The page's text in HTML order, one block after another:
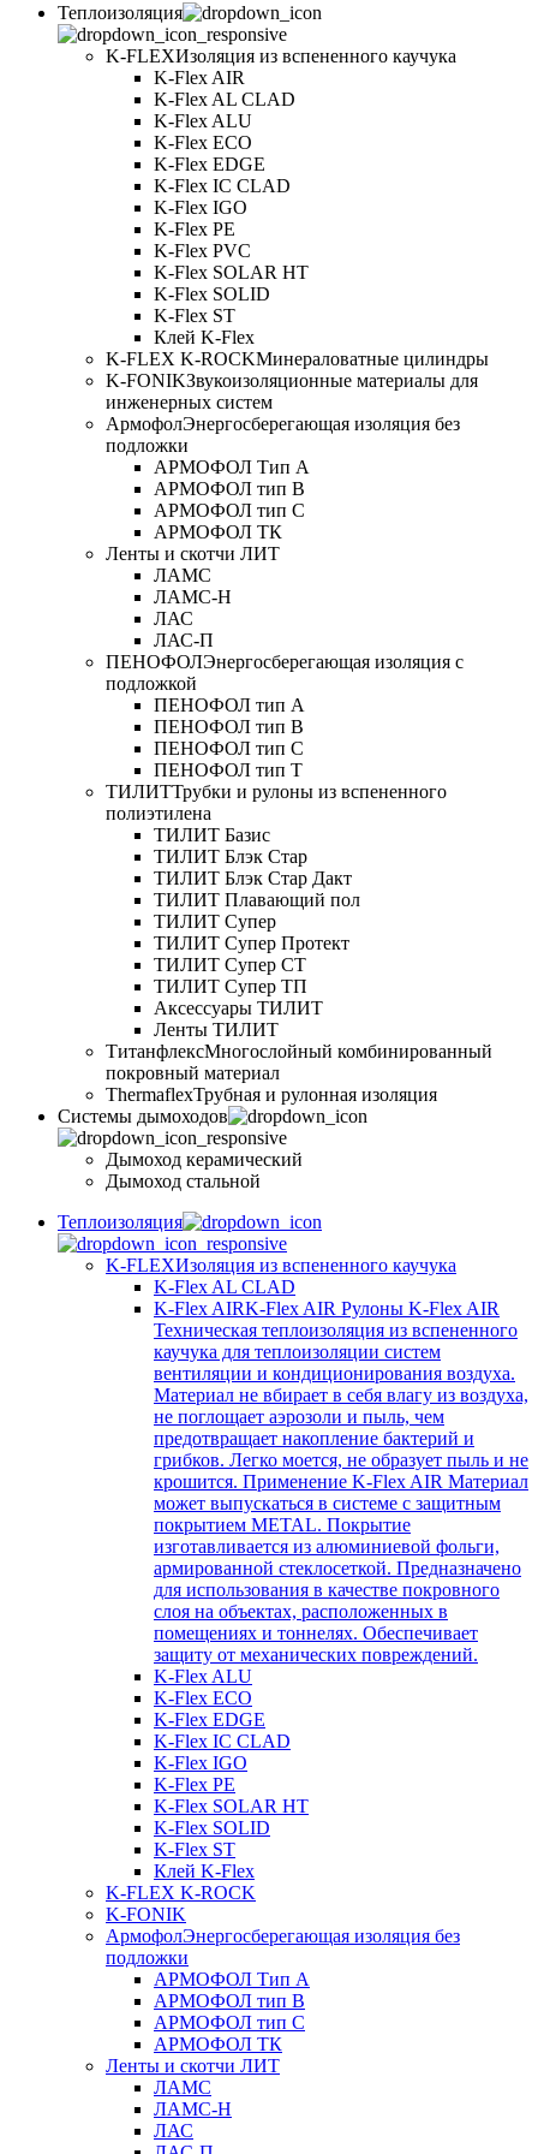
Теплоизоляция
K-FLEXИзоляция из вспененного каучука
K-Flex AIR
K-Flex AL CLAD
K-Flex ALU
K-Flex ECO
K-Flex EDGE
K-Flex IC CLAD
K-Flex IGO
K-Flex PE
K-Flex PVC
K-Flex SOLAR HT
K-Flex SOLID
K-Flex ST
Клей K-Flex
K-FLEX K-ROCKМинераловатные цилиндры
K-FONIKЗвукоизоляционные материалы для
инженерных систем
АрмофолЭнергосберегающая изоляция без
подложки
АРМОФОЛ Тип А
АРМОФОЛ тип В
АРМОФОЛ тип C
АРМОФОЛ ТК
Ленты и скотчи ЛИТ
ЛАМС
ЛАМС-Н
ЛАС
ЛАС-П
ПЕНОФОЛЭнергосберегающая изоляция с
подложкой
ПЕНОФОЛ тип А
ПЕНОФОЛ тип B
ПЕНОФОЛ тип C
ПЕНОФОЛ тип T
ТИЛИТТрубки и рулоны из вспененного
полиэтилена
ТИЛИТ Базис
ТИЛИТ Блэк Стар
ТИЛИТ Блэк Стар Дакт
ТИЛИТ Плавающий пол
ТИЛИТ Супер
ТИЛИТ Супер Протект
ТИЛИТ Супер СТ
ТИЛИТ Супер ТП
Аксессуары ТИЛИТ
Ленты ТИЛИТ
ТитанфлексМногослойный комбинированный
покровный материал
ThermaflexТрубная и рулонная изоляция
Cистемы дымоходов
Дымоход керамический
Дымоход стальной
Теплоизоляция
K-FLEXИзоляция из вспененного каучука
K-Flex AL CLAD
K-Flex AIRK-Flex AIR Рулоны K-Flex AIR
Техническая теплоизоляция из вспененного
каучука для теплоизоляции систем
вентиляции и кондиционирования воздуха.
Материал не вбирает в себя влагу из воздуха,
не поглощает аэрозоли и пыль, чем
предотвращает накопление бактерий и
грибков. Легко моется, не образует пыль и не
крошится. Применение K-Flex AIR Материал
может выпускаться в системе c защитным
покрытием METAL. Покрытие
изготавливается из алюминиевой фольги,
армированной стеклосеткой. Предназначено
для использования в качестве покровного
слоя на объектах, расположенных в
помещениях и тоннелях. Обеспечивает
защиту от механических повреждений.
K-Flex ALU
K-Flex ECO
K-Flex EDGE
K-Flex IC CLAD
K-Flex IGO
K-Flex PE
K-Flex SOLAR HT
K-Flex SOLID
K-Flex ST
Клей K-Flex
K-FLEX K-ROCK
K-FONIK
АрмофолЭнергосберегающая изоляция без
подложки
АРМОФОЛ Тип А
АРМОФОЛ тип В
АРМОФОЛ тип C
АРМОФОЛ ТК
Ленты и скотчи ЛИТ
ЛАМС
ЛАМС-Н
ЛАС